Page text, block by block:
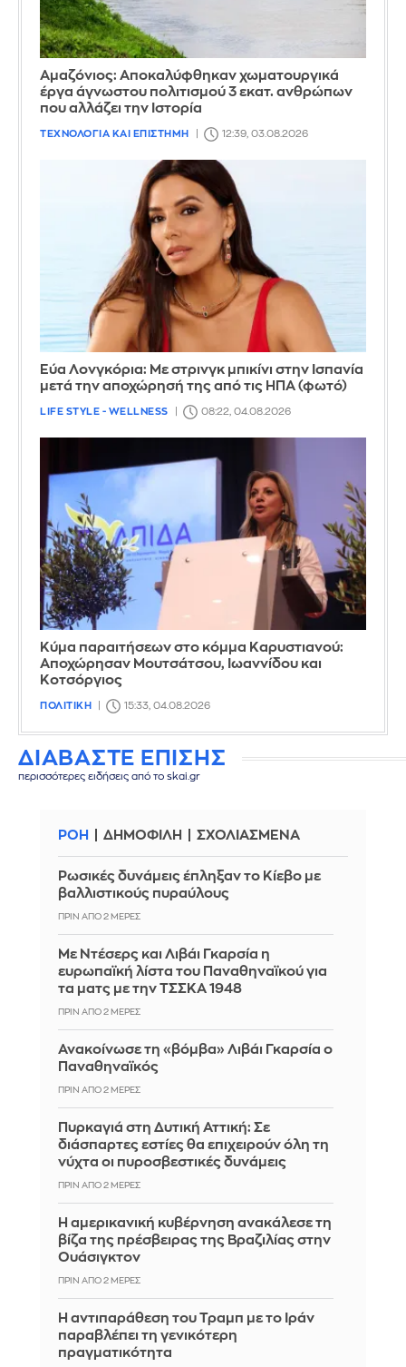
Αμαζόνιος: Αποκαλύφθηκαν χωματουργικά
έργα άγνωστου πολιτισμού 3 εκατ. ανθρώπων
που αλλάζει την Iστορία
ΤΕΧΝΟΛΟΓΙΑ ΚΑΙ ΕΠΙΣΤΗΜΗ 12:39, 03.08.2026
Εύα Λονγκόρια: Με στρινγκ μπικίνι στην Ισπανία
μετά την αποχώρησή της από τις ΗΠΑ (φωτό)
LIFE STYLE - WELLNESS 08:22, 04.08.2026
Κύμα παραιτήσεων στο κόμμα Καρυστιανού:
Αποχώρησαν Μουτσάτσου, Ιωαννίδου και
Κοτσόργιος
ΠΟΛΙΤΙΚΗ 15:33, 04.08.2026
ΔΙΑΒΑΣΤΕ ΕΠΙΣΗΣ
περισσότερες ειδήσεις από το skai.gr
ΡΟΗ ΔΗΜΟΦΙΛΗ ΣΧΟΛΙΑΣΜΕΝΑ
Ρωσικές δυνάμεις έπληξαν το Κίεβο με
βαλλιστικούς πυραύλους
ΠΡΙΝ ΑΠΌ 2 ΜΈΡΕΣ
Με Ντέσερς και Λιβάι Γκαρσία η
ευρωπαϊκή λίστα του Παναθηναϊκού για
τα ματς με την ΤΣΣΚΑ 1948
ΠΡΙΝ ΑΠΌ 2 ΜΈΡΕΣ
Ανακοίνωσε τη «βόμβα» Λιβάι Γκαρσία ο
Παναθηναϊκός
ΠΡΙΝ ΑΠΌ 2 ΜΈΡΕΣ
Πυρκαγιά στη Δυτική Αττική: Σε
διάσπαρτες εστίες θα επιχειρούν όλη τη
νύχτα οι πυροσβεστικές δυνάμεις
ΠΡΙΝ ΑΠΌ 2 ΜΈΡΕΣ
Η αμερικανική κυβέρνηση ανακάλεσε τη
βίζα της πρέσβειρας της Βραζιλίας στην
Ουάσιγκτον
ΠΡΙΝ ΑΠΌ 2 ΜΈΡΕΣ
Η αντιπαράθεση του Τραμπ με το Ιράν
παραβλέπει τη γενικότερη
πραγματικότητα